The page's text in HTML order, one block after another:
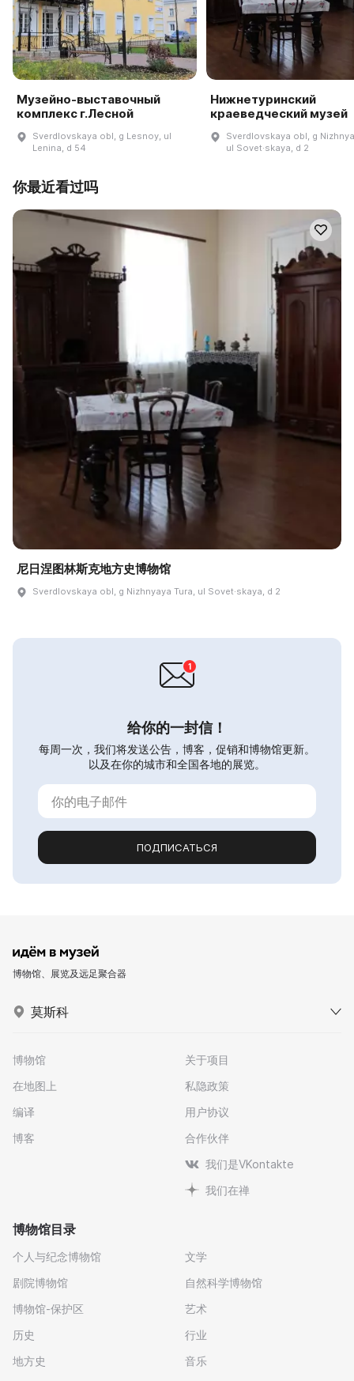
Музейно-выставочный
комплекс г.Лесной
Sverdlovskaya obl, g Lesnoy, ul
Lenina, d 54
Нижнетуринский
краеведческий музей
Sverdlovskaya obl, g
ul Sovet·skaya, d 2
你最近看过吗
尼日涅图林斯克地方史博物馆
Sverdlovskaya obl, g Nizhnyaya Tura, ul Sovet·skaya, d 2
给你的一封信！
每周一次，我们将发送公告，博客，促销和博物馆更新。
以及在你的城市和全国各地的展览。
ПОДПИСАТЬСЯ
博物馆、展览及远足聚合器
莫斯科
博物馆
在地图上
编译
博客
关于项目
私隐政策
用户协议
合作伙伴
我们是VKontakte
我们在禅
博物馆目录
个人与纪念博物馆
剧院博物馆
博物馆-保护区
历史
地方史
文学
自然科学博物馆
艺术
行业
音乐